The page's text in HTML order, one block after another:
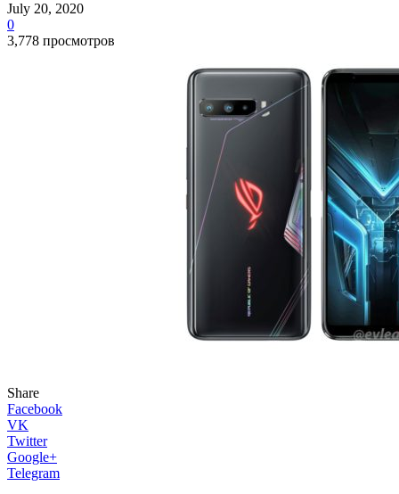
July 20, 2020
0
3,778 просмотров
Share
Facebook
VK
Twitter
Google+
Telegram